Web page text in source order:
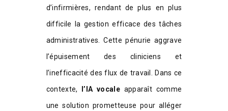
d’infirmières, rendant de plus en plus
difficile la gestion efficace des tâches
administratives. Cette pénurie aggrave
l’épuisement des cliniciens et
l’inefficacité des flux de travail. Dans ce
contexte,
l’IA vocaleapparaît comme
une solution prometteuse pour alléger